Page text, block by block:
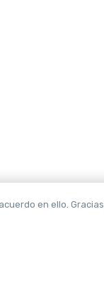
en ello. Gracias.